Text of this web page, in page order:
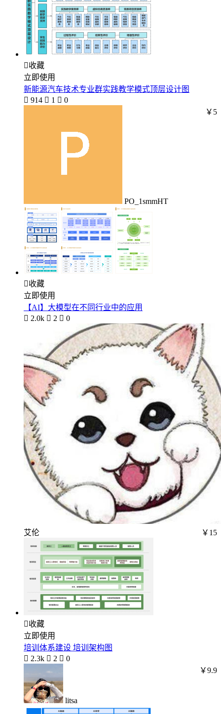
收藏
立即使用
新能源汽车技术专业群实践教学模式顶层设计图
 914  1  0
PO_1smmHT
￥5
收藏
立即使用
【AI】大模型在不同行业中的应用
 2.0k  2  0
艾伦 ￥15
收藏
立即使用
培训体系建设 培训架构图
 2.3k  2  0
litsa
￥9.9